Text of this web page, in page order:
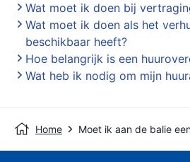
Wat moet ik doen bij
Wat moet ik doen als het
beschikbaar heeft?
Hoe belangrijk is een
Wat heb ik nodig om mijn
Home Moet ik aan de balie